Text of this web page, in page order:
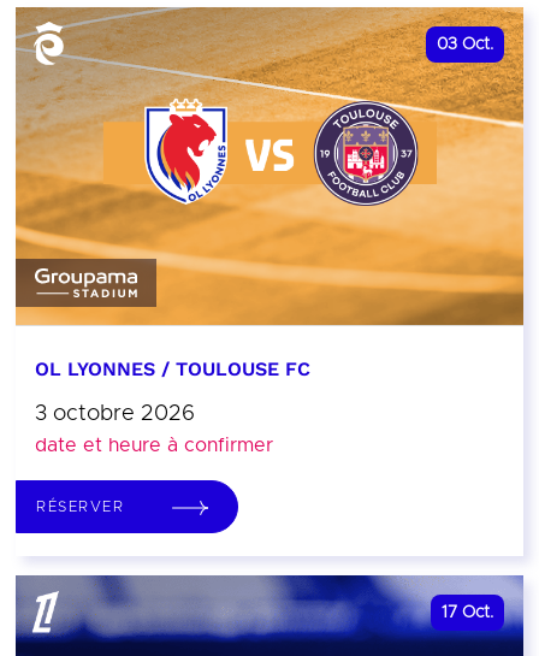
03 Oct.
OL LYONNES / TOULOUSE FC
3 octobre 2026
date et heure à confirmer
RÉSERVER
17 Oct.